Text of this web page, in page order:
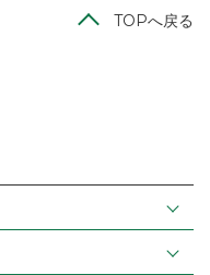
TOPへ戻る